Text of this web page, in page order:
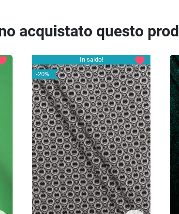
acquistato questo
In saldo!
-20%
favorite